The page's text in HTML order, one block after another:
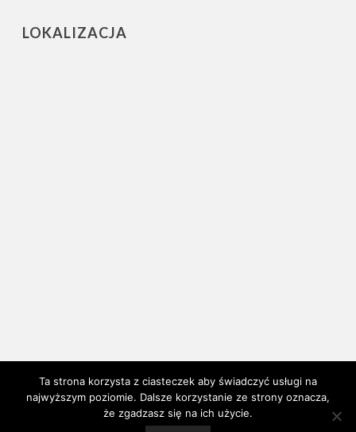
LOKALIZACJA
Ta strona korzysta z ciasteczek aby świadczyć usługi na
najwyższym poziomie. Dalsze korzystanie ze strony oznacza,
że zgadzasz się na ich użycie.